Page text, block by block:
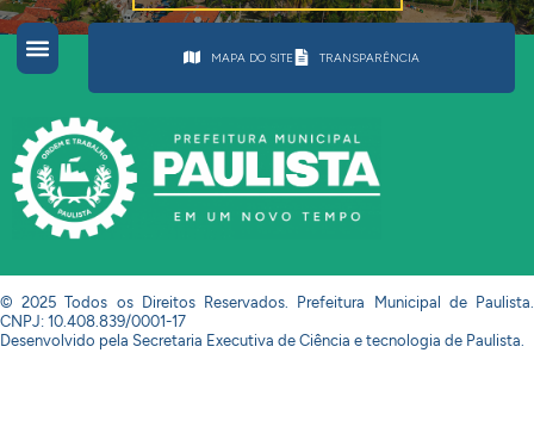
MAPA DO SITE TRANSPARÊNCIA
© 2025 Todos os Direitos Reservados. Prefeitura Municipal de Paulista.
CNPJ: 10.408.839/0001-17
Desenvolvido pela Secretaria Executiva de Ciência e tecnologia de Paulista.